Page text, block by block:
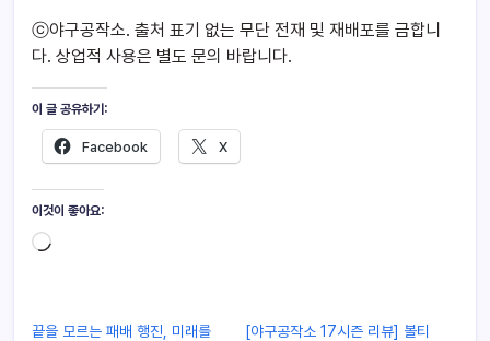
ⓒ야구공작소. 출처 표기 없는 무단 전재 및 재배포를 금합니
다. 상업적 사용은 별도 문의 바랍니다.
이 글 공유하기:
Facebook X
이것이 좋아요:
끝을 모르는 패배 행진, 미래를
[야구공작소 17시즌 리뷰] 볼티